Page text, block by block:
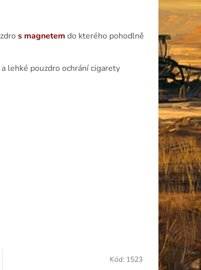
s magnetem do kterého pohodlně
lehké pouzdro ochrání cigarety
Kód: 1523